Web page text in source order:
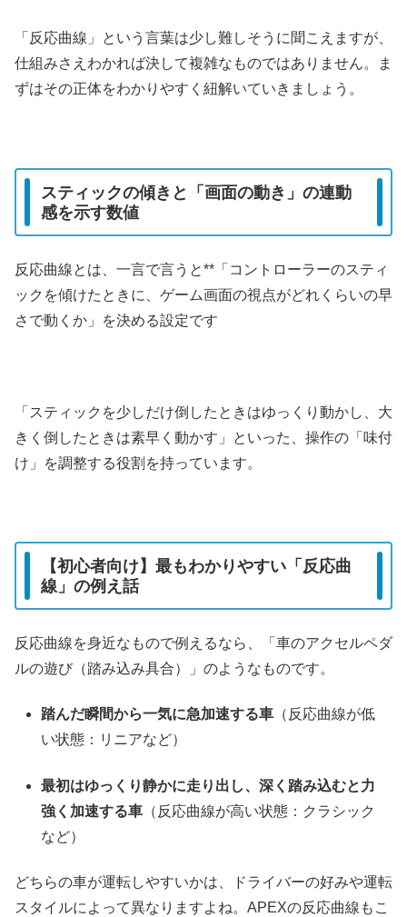
「反応曲線」という言葉は少し難しそうに聞こえますが、
仕組みさえわかれば決して複雑なものではありません。ま
ずはその正体をわかりやすく紐解いていきましょう。
スティックの傾きと「画面の動き」の連動
感を示す数値
反応曲線とは、一言で言うと**「コントローラーのスティ
ックを傾けたときに、ゲーム画面の視点がどれくらいの早
さで動くか」を決める設定です
「スティックを少しだけ倒したときはゆっくり動かし、大
きく倒したときは素早く動かす」といった、操作の「味付
け」を調整する役割を持っています。
【初心者向け】最もわかりやすい「反応曲
線」の例え話
反応曲線を身近なもので例えるなら、「車のアクセルペダ
ルの遊び（踏み込み具合）」のようなものです。
踏んだ瞬間から一気に急加速する車 （反応曲線が低
い状態：リニアなど）
最初はゆっくり静かに走り出し、深く踏み込むと力
強く加速する車 （反応曲線が高い状態：クラシック
など）
どちらの車が運転しやすいかは、ドライバーの好みや運転
スタイルによって異なりますよね。APEXの反応曲線もこ